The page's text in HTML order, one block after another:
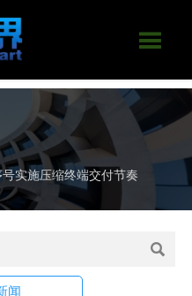

实施压缩终端交付节奏

闻